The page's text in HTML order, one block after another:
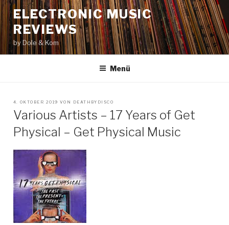
Zum
Inhalt
springen
ELECTRONIC MUSIC
REVIEWS
by Dole & Kom
Menü
VERÖFFENTLICHT
4. OKTOBER 2019 VON DEATHBYDISCO
Various Artists – 17 Years of Get
Physical – Get Physical Music